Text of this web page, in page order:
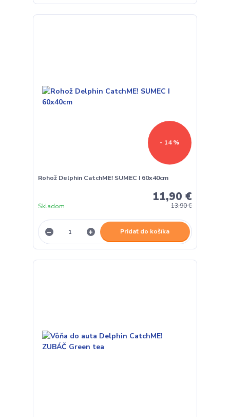
- 14 %
Rohož Delphin CatchME! SUMEC I 60x40cm
13,90 €
11,90 €
Skladom
Pridať do košíka